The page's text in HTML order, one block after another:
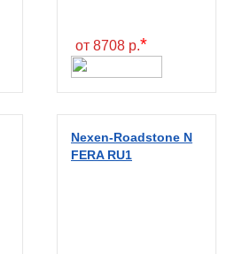
от 8708 р.*
Nexen-Roadstone N
FERA RU1